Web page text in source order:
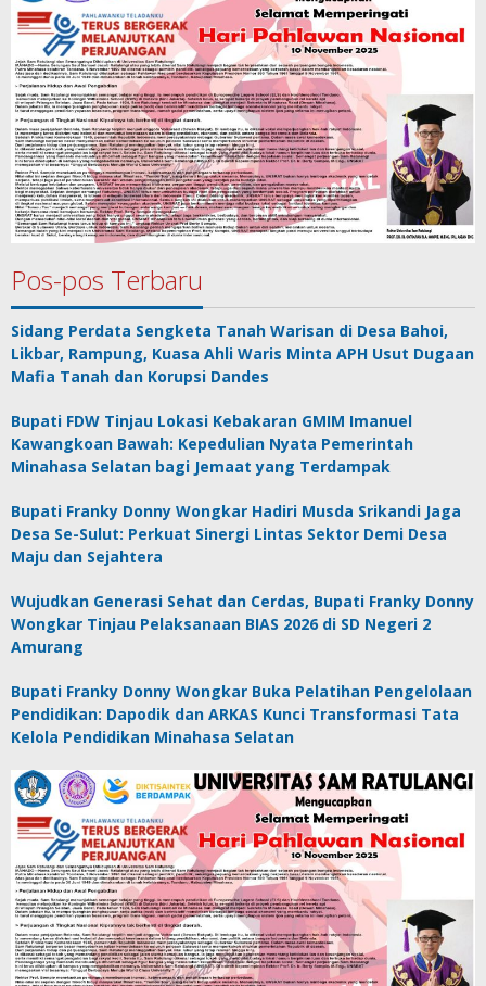
Pos-pos Terbaru
Sidang Perdata Sengketa Tanah Warisan di Desa Bahoi,
Likbar, Rampung, Kuasa Ahli Waris Minta APH Usut Dugaan
Mafia Tanah dan Korupsi Dandes
Bupati FDW Tinjau Lokasi Kebakaran GMIM Imanuel
Kawangkoan Bawah: Kepedulian Nyata Pemerintah
Minahasa Selatan bagi Jemaat yang Terdampak
Bupati Franky Donny Wongkar Hadiri Musda Srikandi Jaga
Desa Se-Sulut: Perkuat Sinergi Lintas Sektor Demi Desa
Maju dan Sejahtera
Wujudkan Generasi Sehat dan Cerdas, Bupati Franky Donny
Wongkar Tinjau Pelaksanaan BIAS 2026 di SD Negeri 2
Amurang
Bupati Franky Donny Wongkar Buka Pelatihan Pengelolaan
Pendidikan: Dapodik dan ARKAS Kunci Transformasi Tata
Kelola Pendidikan Minahasa Selatan